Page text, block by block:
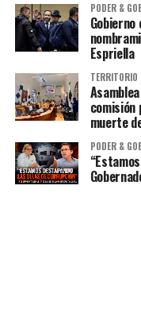
PODER &
Espriella
TERRITORIO
muerte
PODER &